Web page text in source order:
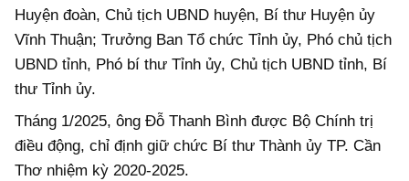
Huyện đoàn, Chủ tịch UBND huyện, Bí thư Huyện ủy
Vĩnh Thuận; Trưởng Ban Tổ chức Tỉnh ủy, Phó chủ tịch
UBND tỉnh, Phó bí thư Tỉnh ủy, Chủ tịch UBND tỉnh, Bí
thư Tỉnh ủy.
Tháng 1/2025, ông Đỗ Thanh Bình được Bộ Chính trị
điều động, chỉ định giữ chức Bí thư Thành ủy TP. Cần
Thơ nhiệm kỳ 2020-2025.